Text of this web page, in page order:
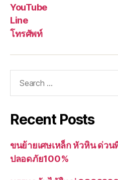
YouTube
Line
โทรศัพท์
Recent Posts
ขนย้ายเศษเหล็ก หัวหิน ด่ว
ปลอดภัย100%